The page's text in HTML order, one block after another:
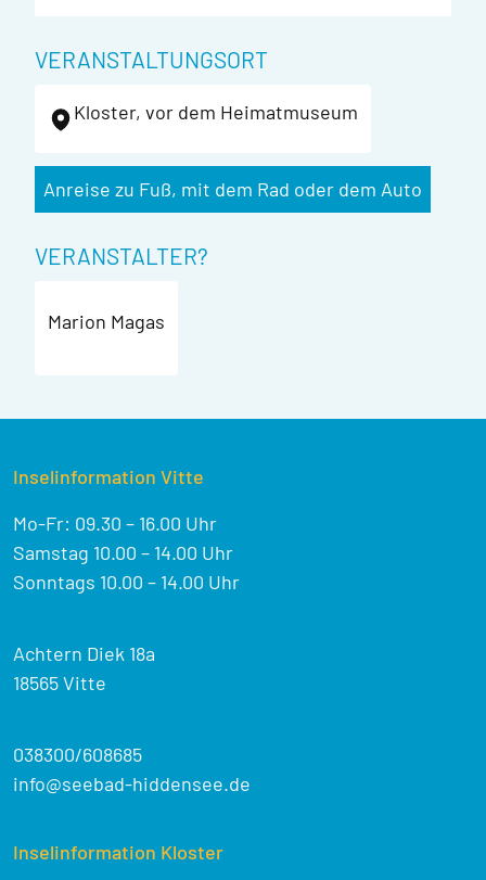
VERANSTALTUNGSORT
Kloster, vor dem Heimatmuseum
Anreise zu Fuß, mit dem Rad oder dem Auto
VERANSTALTER?
Marion Magas
Inselinformation Vitte
Mo-Fr: 09.30 – 16.00 Uhr
Samstag 10.00 – 14.00 Uhr
Sonntags 10.00 – 14.00 Uhr
Achtern Diek 18a
18565 Vitte
038300/608685
info@seebad-hiddensee.de
Inselinformation Kloster